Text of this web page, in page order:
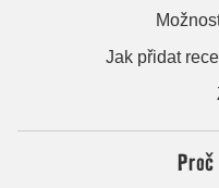
Jak přidat
Proč